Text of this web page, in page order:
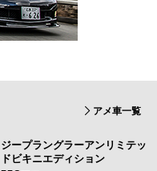
アメ車一覧
ジープラングラーアンリミテッ
ドビキニエディション